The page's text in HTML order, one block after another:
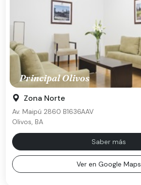
Principal Olivos
Zona Norte
Av. Maipú 2860 B1636AAV
Olivos, BA
Saber más
Ver en Google Maps